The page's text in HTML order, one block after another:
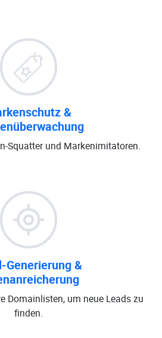
&
Squatter und Markenimitatoren.
Generierung &
Domainlisten, um neue Leads zu
finden.